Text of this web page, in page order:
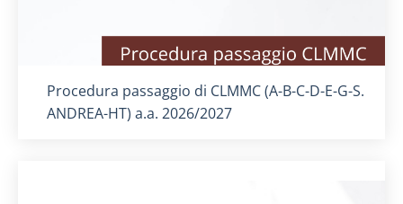
Titolo card :
Procedura passaggio di CLMMC (A-B-C-D-E-G-S.
ANDREA-HT) a.a. 2026/2027